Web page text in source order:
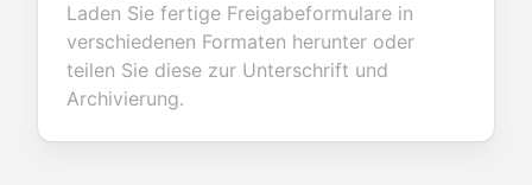
Laden Sie fertige Freigabeformulare in
verschiedenen Formaten herunter oder
teilen Sie diese zur Unterschrift und
Archivierung.